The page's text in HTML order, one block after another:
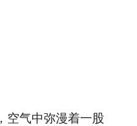
气中弥漫着一股